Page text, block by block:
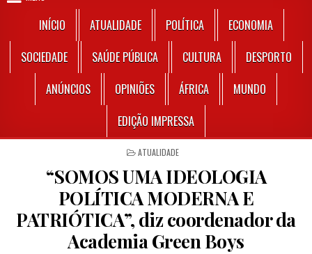
INÍCIO ATUALIDADE POLÍTICA
ECONOMIA
SOCIEDADE
SAÚDE PÚBLICA CULTURA
DESPORTO
ANÚNCIOS
OPINIÕES ÁFRICA
MUNDO
EDIÇÃO IMPRESSA
POSTED IN
ATUALIDADE
“SOMOS UMA IDEOLOGIA
POLÍTICA MODERNA E
PATRIÓTICA”, diz coordenador da
Academia Green Boys